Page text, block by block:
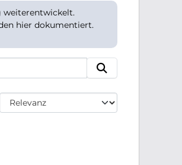
weiterentwickelt.
hier dokumentiert.